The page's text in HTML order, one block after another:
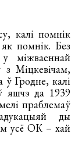
калі помнік
помнік. Без
у міжваеннай
Міцкевічам,
ў Гродне, калі
яшчэ да 1939
праблемаў
ды
усё ОК – хай